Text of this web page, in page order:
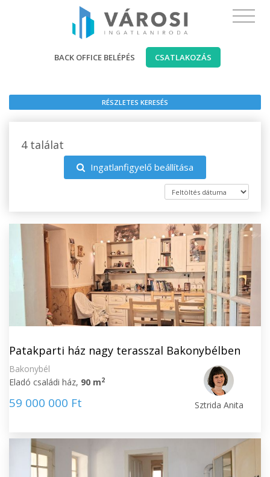
BACK OFFICE BELÉPÉS CSATLAKOZÁS
RÉSZLETES KERESÉS
4 találat
Ingatlanfigyelő beállítása
Patakparti ház nagy terasszal Bakonybélben
Bakonybél
Eladó családi ház, 90 m2
59 000 000 Ft Sztrida Anita